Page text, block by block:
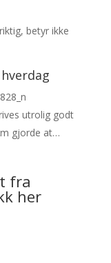
betyr ikke
utrolig godt
gjorde at…
fra
her